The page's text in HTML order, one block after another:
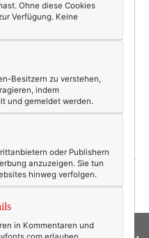
geschrieben? Ich
keine einzige
kein Schmuck,
wünsche mir dieses
den Weltfrieden und
ich mir
wünsche ich mir
Nächstes Jahr
es wieder mehr … mehr
Ohne diese Cookies
Verfügung. Keine
Besitzern zu verstehen,
indem
und gemeldet werden.
oder Publishern
anzuzeigen. Sie tun
hinweg verfolgen.
in Kommentaren und